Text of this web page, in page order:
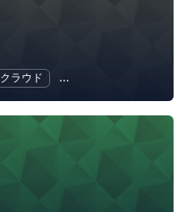
クラウド 地域経済と地域社会